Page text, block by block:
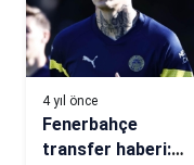
4 yıl önce
Fenerbahçe
transfer haberi: